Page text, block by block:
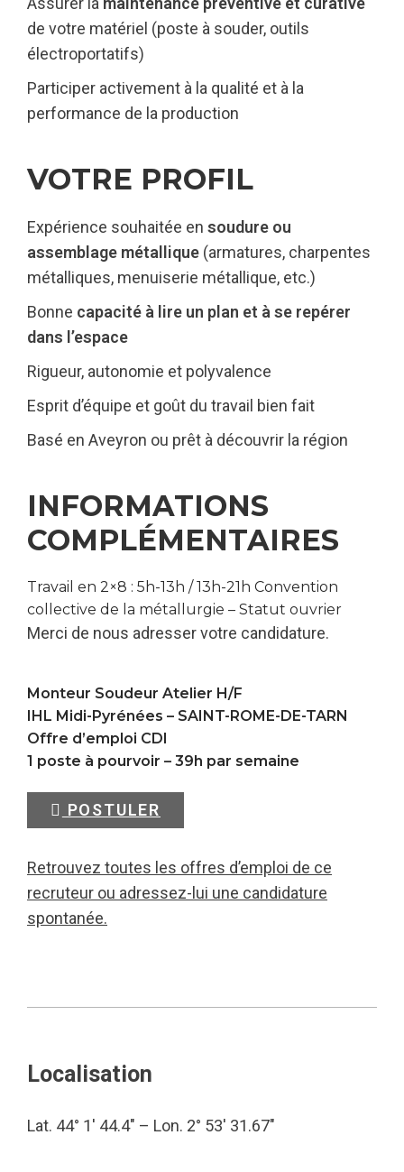
de votre matériel (poste à souder, outils
électroportatifs)
Participer activement à la qualité et à la
performance de la production
VOTRE PROFIL
Expérience souhaitée en soudure ou
assemblage métallique (armatures, charpentes
métalliques, menuiserie métallique, etc.)
Bonne capacité à lire un plan et à se repérer
dans l’espace
Rigueur, autonomie et polyvalence
Esprit d’équipe et goût du travail bien fait
Basé en Aveyron ou prêt à découvrir la région
INFORMATIONS
COMPLÉMENTAIRES
Travail en 2×8 : 5h-13h / 13h-21h Convention
collective de la métallurgie – Statut ouvrier
Merci de nous adresser votre candidature.
Monteur Soudeur Atelier H/F
IHL Midi-Pyrénées – SAINT-ROME-DE-TARN
Offre d’emploi CDI
1 poste à pourvoir – 39h par semaine
POSTULER
Retrouvez toutes les offres d’emploi de ce
recruteur ou adressez-lui une candidature
spontanée.
Localisation
Lat. 44° 1′ 44.4″ – Lon. 2° 53′ 31.67″